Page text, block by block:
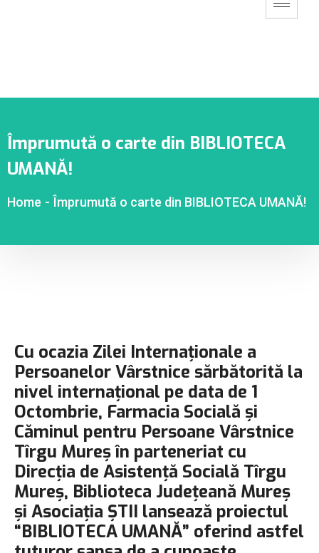
Împrumută o carte din BIBLIOTECA
UMANĂ!
Home - Împrumută o carte din BIBLIOTECA UMANĂ!
Cu ocazia Zilei Internaționale a
Persoanelor Vârstnice sărbătorită la
nivel internațional pe data de 1
Octombrie, Farmacia Socială și
Căminul pentru Persoane Vârstnice
Tîrgu Mureș în parteneriat cu
Direcția de Asistență Socială Tîrgu
Mureș, Biblioteca Județeană Mureș
și Asociația ȘTII lansează proiectul
“BIBLIOTECA UMANĂ” oferind astfel